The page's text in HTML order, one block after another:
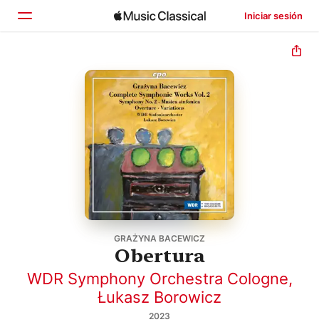
Iniciar sesión
GRAŻYNA BACEWICZ
Obertura
WDR Symphony Orchestra Cologne,
Łukasz Borowicz
2023